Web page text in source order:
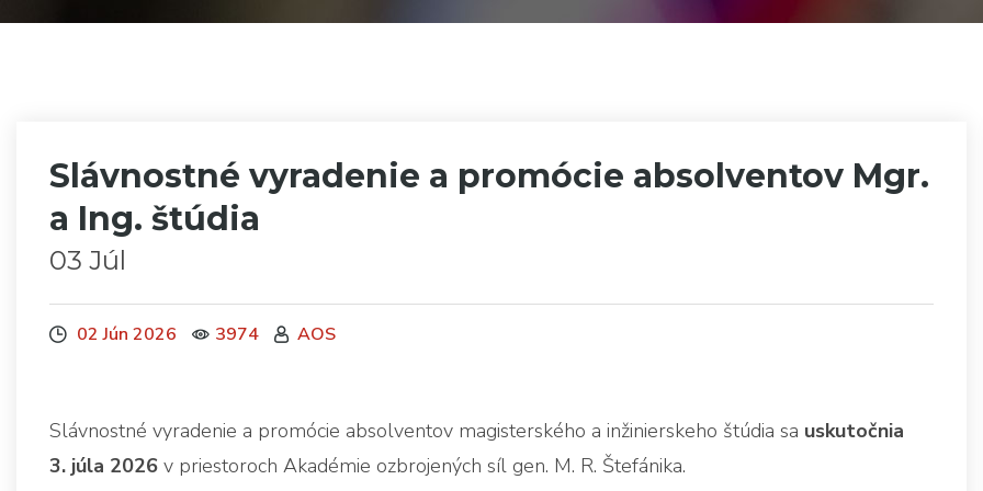
Slávnostné vyradenie a promócie absolventov Mgr.
a Ing. štúdia
03 Júl
02 Jún 2026 3974 AOS
Slávnostné vyradenie a promócie absolventov magisterského a inžinierskeho štúdia sa uskutočnia
3. júla 2026 v priestoroch Akadémie ozbrojených síl gen. M. R. Štefánika.